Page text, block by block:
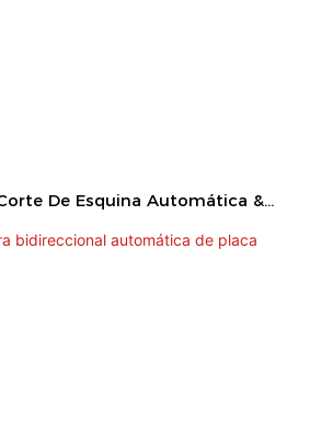
De Esquina Automática &